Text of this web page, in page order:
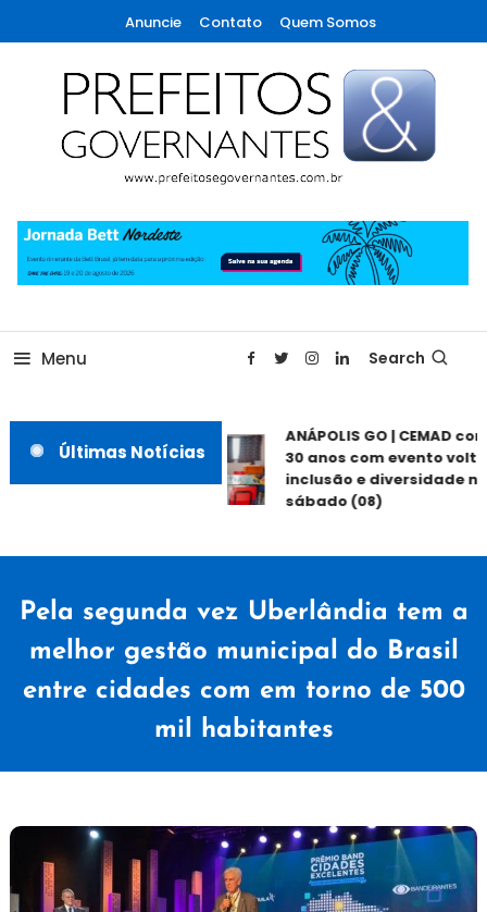
To
Content
Anuncie Contato Quem Somos
Prefeitos & Governantes
Menu Search
Últimas Notícias
ANÁPOLIS GO | CEMAD
30 anos com evento
inclusão e diversidade
sábado (08)
Pela segunda vez Uberlândia tem a
melhor gestão municipal do Brasil
entre cidades com em torno de 500
mil habitantes